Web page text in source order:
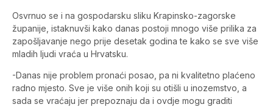
Osvrnuo se i na gospodarsku sliku Krapinsko-zagorske
županije, istaknuvši kako danas postoji mnogo više prilika za
zapošljavanje nego prije desetak godina te kako se sve više
mladih ljudi vraća u Hrvatsku.
-Danas nije problem pronaći posao, pa ni kvalitetno plaćeno
radno mjesto. Sve je više onih koji su otišli u inozemstvo, a
sada se vraćaju jer prepoznaju da i ovdje mogu graditi